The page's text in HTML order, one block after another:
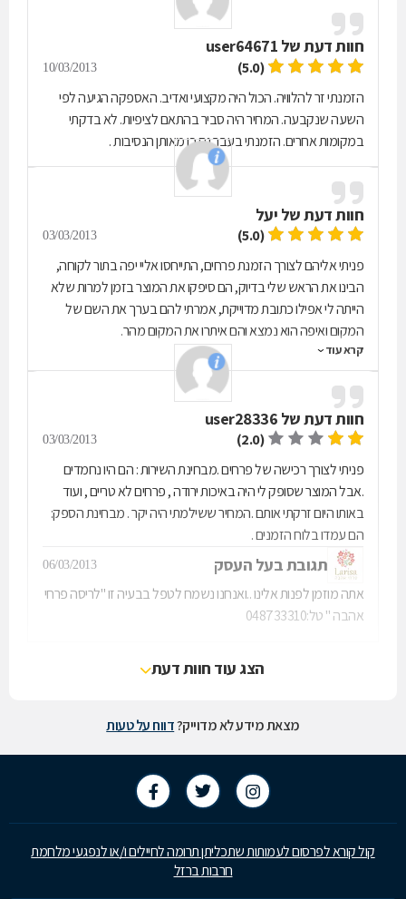
חוות דעת של user64671
(5.0)
10/03/2013
הזמנתי זר להלוויה. הכול היה מקצועי ואדיב. האספקה הגיעה לפי
השעה שנקבעה. המחיר היה סביר בהתאם לציפיות. לא בדקתי
במקומות אחרים. הזמנתי בעבר גם כן מאותן הנסיבות .
חוות דעת של יעל
(5.0)
03/03/2013
פניתי אליהם לצורך הזמנת פרחים, התייחסו אליי יפה בתור לקוחה,
הבינו את הראש שלי בדיוק, הם סיפקו את המוצר בזמן למרות שלא
הייתה לי אפילו כתובת מדוייקת, אמרתי להם בערך את השם של
המקום ואיפה הוא נמצא והם איתרו את המקום מהר.
קרא עוד
חוות דעת של user28336
(2.0)
03/03/2013
פניתי לצורך רכישה של פרחים .מבחינת השירות : הם היו נחמדים
.אבל המוצר שסופק לי היה באיכות ירודה , פרחים לא טריים , ועוד
באותו היום זרקתי אותם .המחיר ששילמתי היה יקר . מבחינת הספק:
הם עמדו בלוח הזמנים .
תגובת בעל העסק 06/03/2013
אתה מוזמן לפנות אלינו ..ואנחנו נשמח לטפל בבעיה זו "לריסה פרחי
אהבה " טל:048733310
הצג עוד חוות דעת
מצאת מידע לא מדוייק?דווח על טעות
קול קורא לפרסום לעמותות שתכליתן תרומה לחיילים ו/או לנפגעי מלחמת
חרבות ברזל